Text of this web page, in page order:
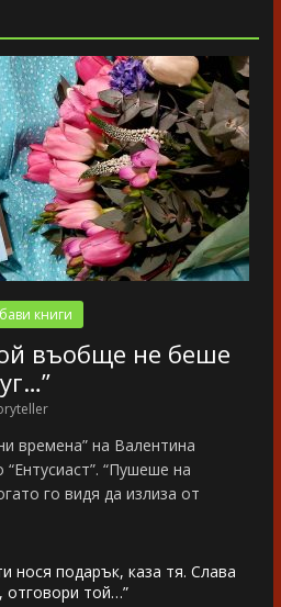
книги
въобще не беше
времена” на Валентина
“Пушеше на
го видя да излиза от
нося подарък, каза тя. Слава
отговори той…”